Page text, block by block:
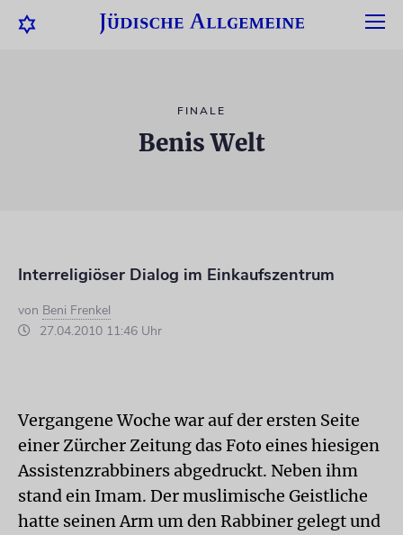
FINALE
Benis Welt
Interreligiöser Dialog im Einkaufszentrum
von Beni Frenkel
27.04.2010 11:46 Uhr
Vergangene Woche war auf der ersten Seite
einer Zürcher Zeitung das Foto eines hiesigen
Assistenzrabbiners abgedruckt. Neben ihm
stand ein Imam. Der muslimische Geistliche
hatte seinen Arm um den Rabbiner gelegt und